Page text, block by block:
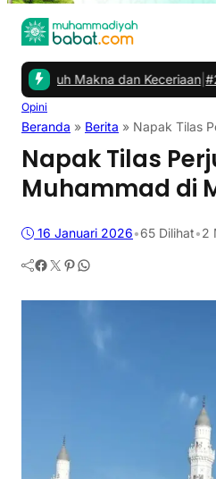
Makna dan Keceriaan|#2 -
Opini
Beranda » Berita » ‎Napak Tilas
‎Napak Tilas
Muhammad di
16 Januari 2026•65 Dilihat•2
Facebook Twitter Pinterest WhatsApp